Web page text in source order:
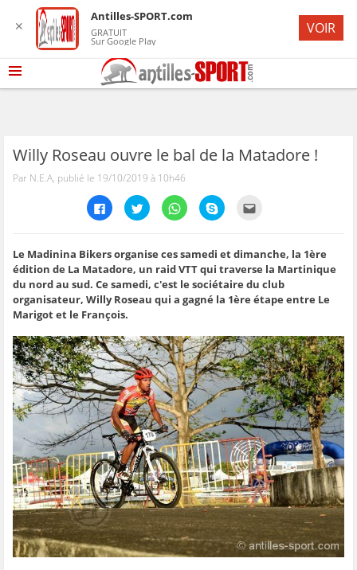
Willy Roseau ouvre le bal de la Matadore !
Par N.E.A, publié le 19/10/2019 à 10h46
C
l
e
z
p
o
u
r
p
a
t
a
g
e
r
s
u
r
F
a
c
e
b
o
o
k
(
o
u
v
r
e
d
a
C
l
e
z
p
o
u
r
t
a
g
e
r
s
u
r
T
w
i
t
t
e
r
(
o
u
v
r
e
d
a
n
C
l
e
z
p
o
u
r
p
t
a
g
e
r
s
u
r
W
h
a
t
s
A
p
p
(
o
u
v
r
e
d
a
C
l
e
z
p
o
u
r
t
a
g
e
r
s
u
S
k
y
p
e
(
o
u
v
r
e
d
a
n
s
u
e
z
p
o
u
r
o
y
e
r
p
a
r
e
-
m
a
i
l
à
u
n
a
m
i
u
v
r
Le Madinina Bikers organise ces samedi et dimanche, la 1ère
édition de La Matadore, un raid VTT qui traverse la Martinique
du nord au sud. Ce samedi, c'est le sociétaire du club
organisateur, Willy Roseau qui a gagné la 1ère étape entre Le
Marigot et le François.
✕
Antilles-SPORT.com
GRATUIT
Sur Google Play
VOIR